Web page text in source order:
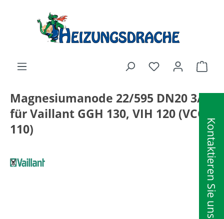
Kontaktieren Sie uns
Magnesiumanode 22/595 DN20 3/4"
für Vaillant GGH 130, VIH 120 (VCC
110)